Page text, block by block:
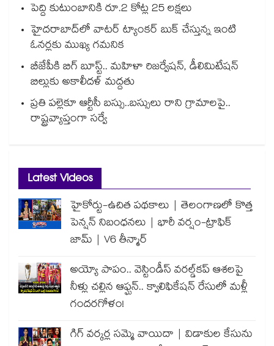
పెద్ది కుటుంబానికి రూ.2 కోట్ల 25 లక్షలు
హైదరాబాద్⁪లో వాటర్ ట్యాంకర్ బుక్ చేస్తున్న ఇంటి
ఓనర్లకు ముఖ్య గమనిక
బీజేపీకి బిగ్ బూస్ట్.. మహిళా రిజర్వేషన్, డీలిమిటేషన్
బిల్లుకు అకాలీదళ్ మద్దతు
ప్రతి పల్లెకూ ఆర్టీసీ బస్సు..బస్సులు రాని గ్రామాలపై..
రాష్ట్రవ్యాప్తంగా సర్వే
Latest Videos
హైకోర్టు-ఉచిత పథకాలు | తెలంగాణలో కొత్త
పెన్షన్ నిబంధనలు | భారీ వర్షం-ట్రాఫిక్
జామ్ | V6 తీన్మార్
అయ్యో పాపం.. వెస్టిండీస్ వరల్డ్‌కప్ ఆశలపై
నీళ్లు చల్లిన ఆఫ్ఘన్.. క్వాలిఫికేషన్ రేసులో మళ్లీ
గందరగోళం!
గిగ్ వర్కర్ల సమ్మె వాయిదా | విడాకుల కేసును